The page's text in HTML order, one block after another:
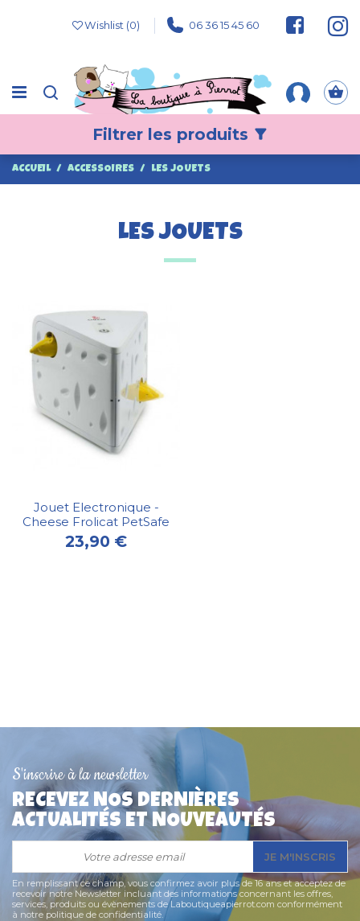
Wishlist (0) 06 36 15 45 60
Filtrer les produits filter_alt
ACCUEIL ACCESSOIRES LES JOUETS
LES JOUETS
Jouet Electronique -
Cheese Frolicat PetSafe
23,90 €
S'inscrire à la newsletter
RECEVEZ NOS DERNIÈRES
ACTUALITÉS ET NOUVEAUTÉS
JE M'INSCRIS
En remplissant ce champ, vous confirmez avoir plus de 16 ans et acceptez de
recevoir notre Newsletter incluant des informations concernant les offres,
services, produits ou évènements de Laboutiqueapierrot.com conformément
à notre politique de confidentialité.